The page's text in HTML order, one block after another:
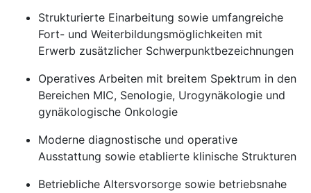
Strukturierte Einarbeitung sowie umfangreiche
Fort- und Weiterbildungsmöglichkeiten mit
Erwerb zusätzlicher Schwerpunktbezeichnungen
Operatives Arbeiten mit breitem Spektrum in den
Bereichen MIC, Senologie, Urogynäkologie und
gynäkologische Onkologie
Moderne diagnostische und operative
Ausstattung sowie etablierte klinische Strukturen
Betriebliche Altersvorsorge sowie betriebsnahe